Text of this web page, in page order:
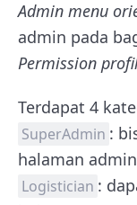
Admin menu
admin pada
Permission
Terdapat 4
SuperAdmin :
halaman admin
Logistician :